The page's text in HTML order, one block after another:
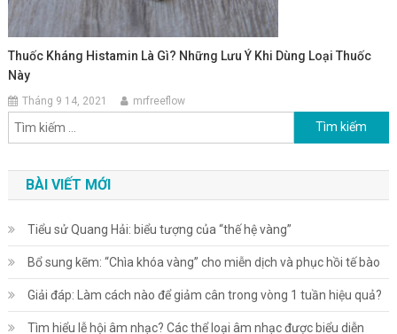
Thuốc Kháng Histamin Là Gì? Những Lưu Ý Khi Dùng Loại Thuốc
Này
Tháng 9 14, 2021 mrfreeflow
Tìm kiếm cho:
BÀI VIẾT MỚI
Tiểu sử Quang Hải: biểu tượng của “thế hệ vàng”
Bổ sung kẽm: “Chìa khóa vàng” cho miễn dịch và phục hồi tế bào
Giải đáp: Làm cách nào để giảm cân trong vòng 1 tuần hiệu quả?
Tìm hiểu lễ hội âm nhạc? Các thể loại âm nhạc được biểu diễn